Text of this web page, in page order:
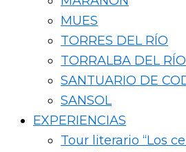
MUES
TORRES DEL RÍO
TORRALBA DEL RÍO
SANTUARIO DE
SANSOL
EXPERIENCIAS
Tour literario “Los